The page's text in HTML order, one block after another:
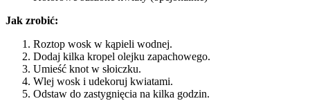
Jak zrobić:
Roztop wosk w kąpieli wodnej.
Dodaj kilka kropel olejku zapachowego.
Umieść knot w słoiczku.
Wlej wosk i udekoruj kwiatami.
Odstaw do zastygnięcia na kilka godzin.